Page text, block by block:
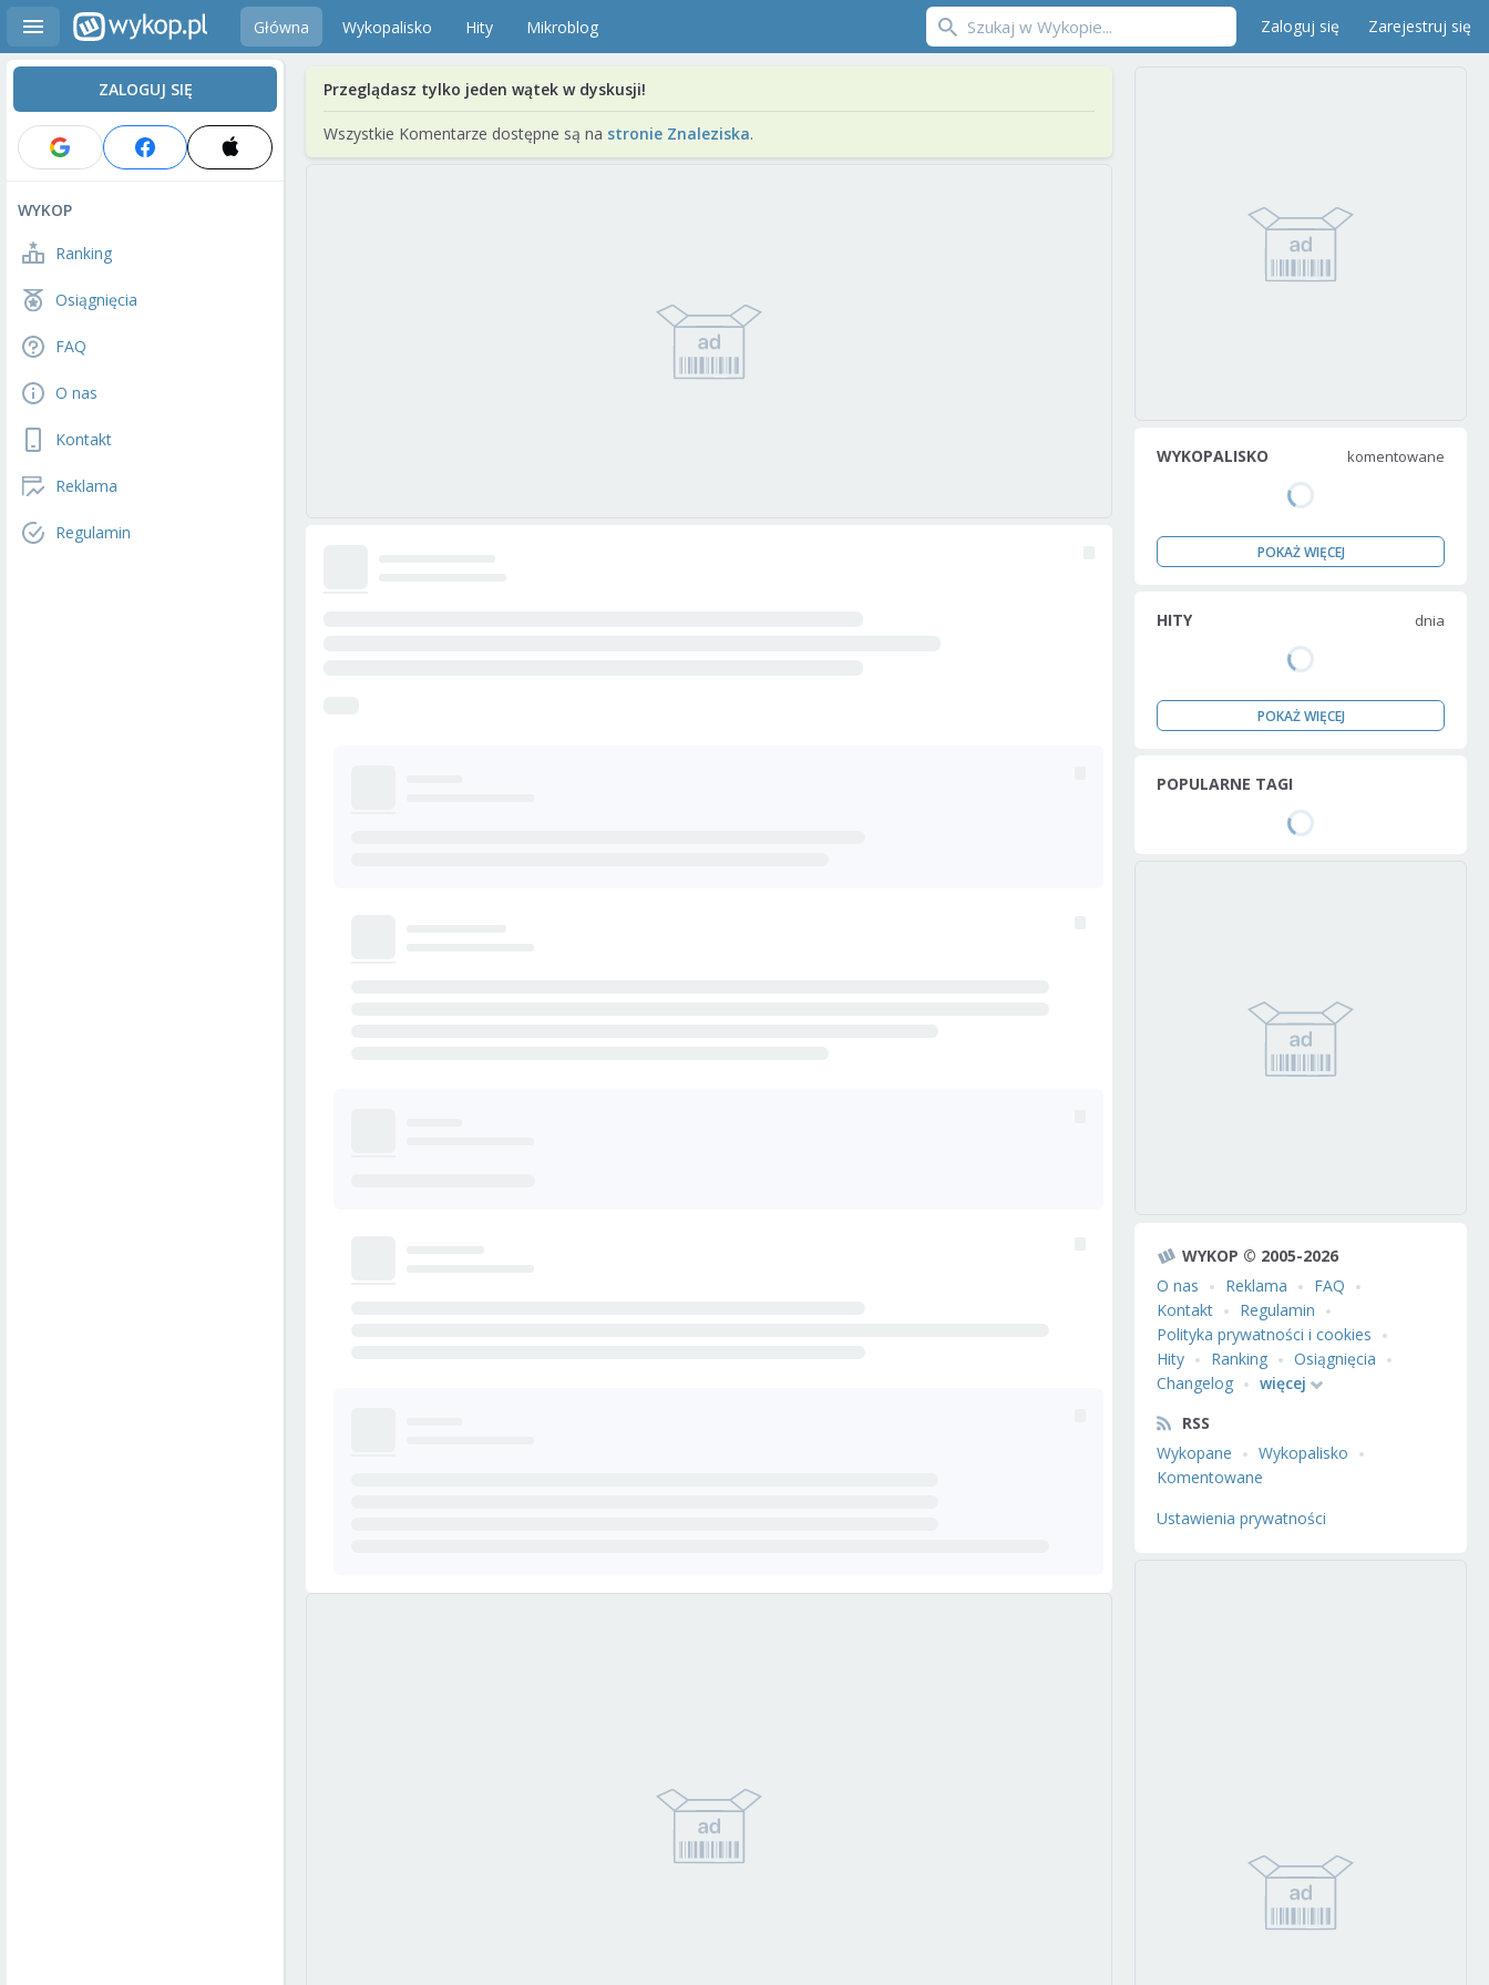
Główna Wykopalisko Hity Mikroblog Zaloguj się Zarejestruj się
ZALOGUJ SIĘ
WYKOP
Ranking
Osiągnięcia
FAQ
O nas
Kontakt
Reklama
Regulamin
Przeglądasz tylko jeden wątek w dyskusji!
Wszystkie Komentarze dostępne są na stronie Znaleziska.
WYKOPALISKO komentowane
POKAŻ WIĘCEJ
HITY dnia
POKAŻ WIĘCEJ
POPULARNE TAGI
WYKOP © 2005-2026
O nas
Reklama
FAQ
Kontakt
Regulamin
Polityka prywatności i cookies
Hity
Ranking
Osiągnięcia
Changelog
więcej
RSS
Wykopane
Wykopalisko
Komentowane
Ustawienia prywatności